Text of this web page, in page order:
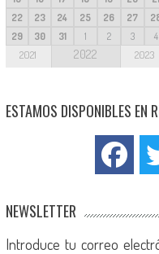
22
23 24 25 26 27
29
30 31 1 2 3 4
2021 2022 2023
ESTAMOS DISPONIBLES EN
NEWSLETTER
Introduce tu correo